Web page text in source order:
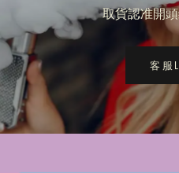
取貨認准開
客服